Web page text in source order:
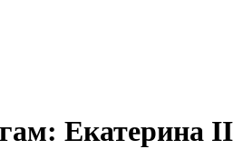
Екатерина II